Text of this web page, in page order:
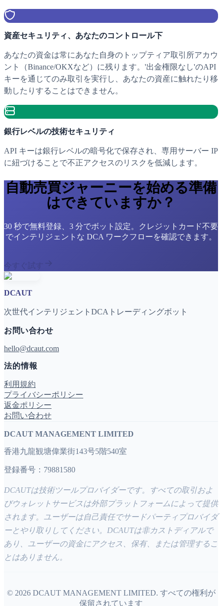
資産セキュリティ、あなたのコントロール下
あなたの資金は常にあなた自身のトップティア取引所アカウ
ント（Binance/OKXなど）に残ります。'出金権限なし'のAPI
キーを通じてのみ取引を実行し、あなたの資産に触れたり移
動したりすることはできません。
銀行レベルの技術セキュリティ
API キーは銀行レベルの暗号化で保存され、専用サーバー IP
に紐づけることで不正アクセスのリスクを低減します。
自動売買ジャーニーを始める準備
はできていますか？
30 秒で無料登録、3 分でボット設定。クレジットカード不要
でインテリジェントな DCA ワークフローを確認できます。
今すぐ試す
DCAUT
次世代インテリジェントDCAトレーディングボット
お問い合わせ
hello@dcaut.com
法的情報
利用規約
プライバシーポリシー
返金ポリシー
お問い合わせ
DCAUT MANAGEMENT LIMITED
香港九龍観塘偉業街143号5階540室
登録番号：79881580
DCAUTは技術ツールプロバイダーです。すべての取引およ
びウォレットサービスは外部プラットフォームによって提供
されます。ユーザーは自己責任でサードパーティプロバイダ
ーとやり取りしてください。DCAUTは非カストディアルで
あり、ユーザーの資金にアクセス、保有、または管理するこ
とはありません。
© 2026 DCAUT MANAGEMENT LIMITED. すべての権利が
保留されています